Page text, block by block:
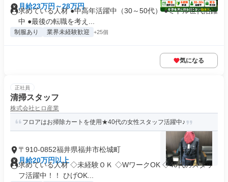
月給23万円～28万円
求めている人材 ●中高年活躍中（30～50代） ●ミドル世代活躍
中 ●最後の転職を考え...
制服あり 業界未経験歓迎 +25個
気になる
正社員
清掃スタッフ
株式会社ヒロ産業
フロアはお掃除カートを使用★40代の女性スタッフ活躍中♪
〒910-0852福井県福井市松城町
月給20万円以上
求めている人材 ◇未経験ＯＫ ◇WワークOK ◇40代のスタッ
フ活躍中！！ ひげOK...